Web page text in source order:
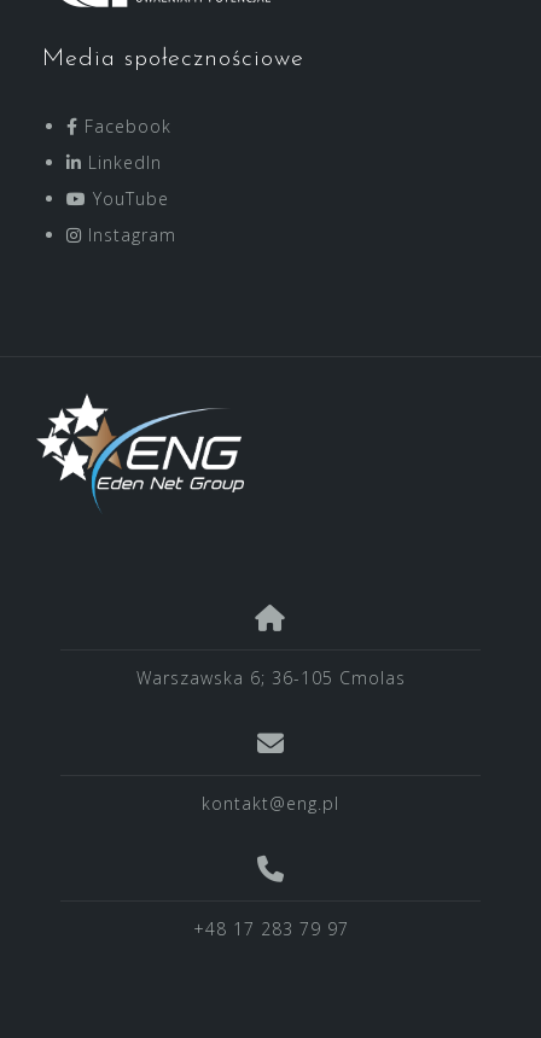
Media społecznościowe
Facebook
LinkedIn
YouTube
Instagram
Warszawska 6; 36-105 Cmolas
kontakt@eng.pl
+48 17 283 79 97